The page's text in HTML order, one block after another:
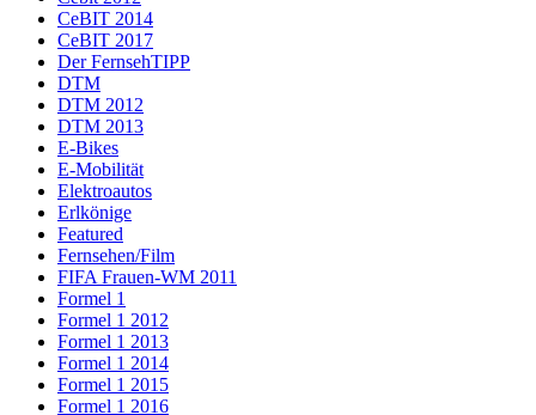
CeBIT 2014
CeBIT 2017
Der FernsehTIPP
DTM
DTM 2012
DTM 2013
E-Bikes
E-Mobilität
Elektroautos
Erlkönige
Featured
Fernsehen/Film
FIFA Frauen-WM 2011
Formel 1
Formel 1 2012
Formel 1 2013
Formel 1 2014
Formel 1 2015
Formel 1 2016